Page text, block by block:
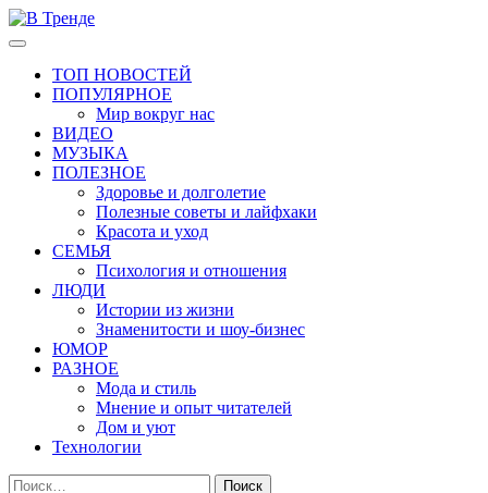
Перейти
к
Основное
ТОП НОВОСТЕЙ
ПОПУЛЯРНОЕ
Мир вокруг нас
ВИДЕО
МУЗЫКА
ПОЛЕЗНОЕ
Здоровье и долголетие
Полезные советы и лайфхаки
Красота и уход
СЕМЬЯ
Психология и отношения
ЛЮДИ
Истории из жизни
Знаменитости и шоу-бизнес
ЮМОР
РАЗНОЕ
Мода и стиль
Мнение и опыт читателей
Дом и уют
Технологии
Найти: